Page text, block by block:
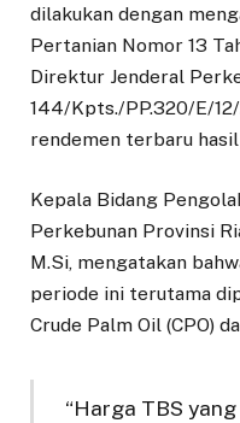
dilakukan dengan
Pertanian Nomor 13
Direktur Jenderal
144/Kpts./PP.320/E/
rendemen terbaru
Kepala Bidang
Perkebunan Provinsi
M.Si, mengatakan
periode ini terutama
Crude Palm Oil (CPO)
“Harga TBS